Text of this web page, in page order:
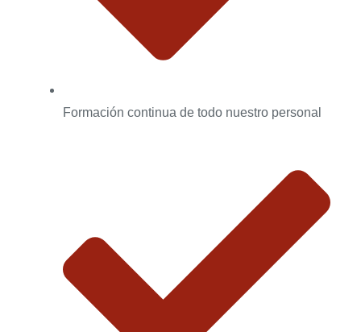
Formación continua de todo nuestro personal